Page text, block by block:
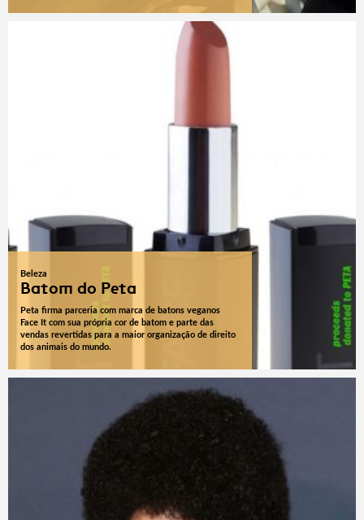
Beleza
Batom do Peta
Peta firma parceria com marca de batons veganos
Face It com sua própria cor de batom e parte das
vendas revertidas para a maior organização de direito
dos animais do mundo.